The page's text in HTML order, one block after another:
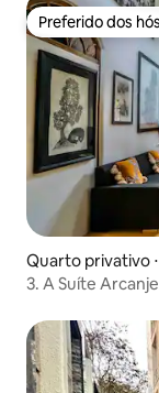
Preferido dos
Preferido dos
Quarto privativo
3. A Suíte